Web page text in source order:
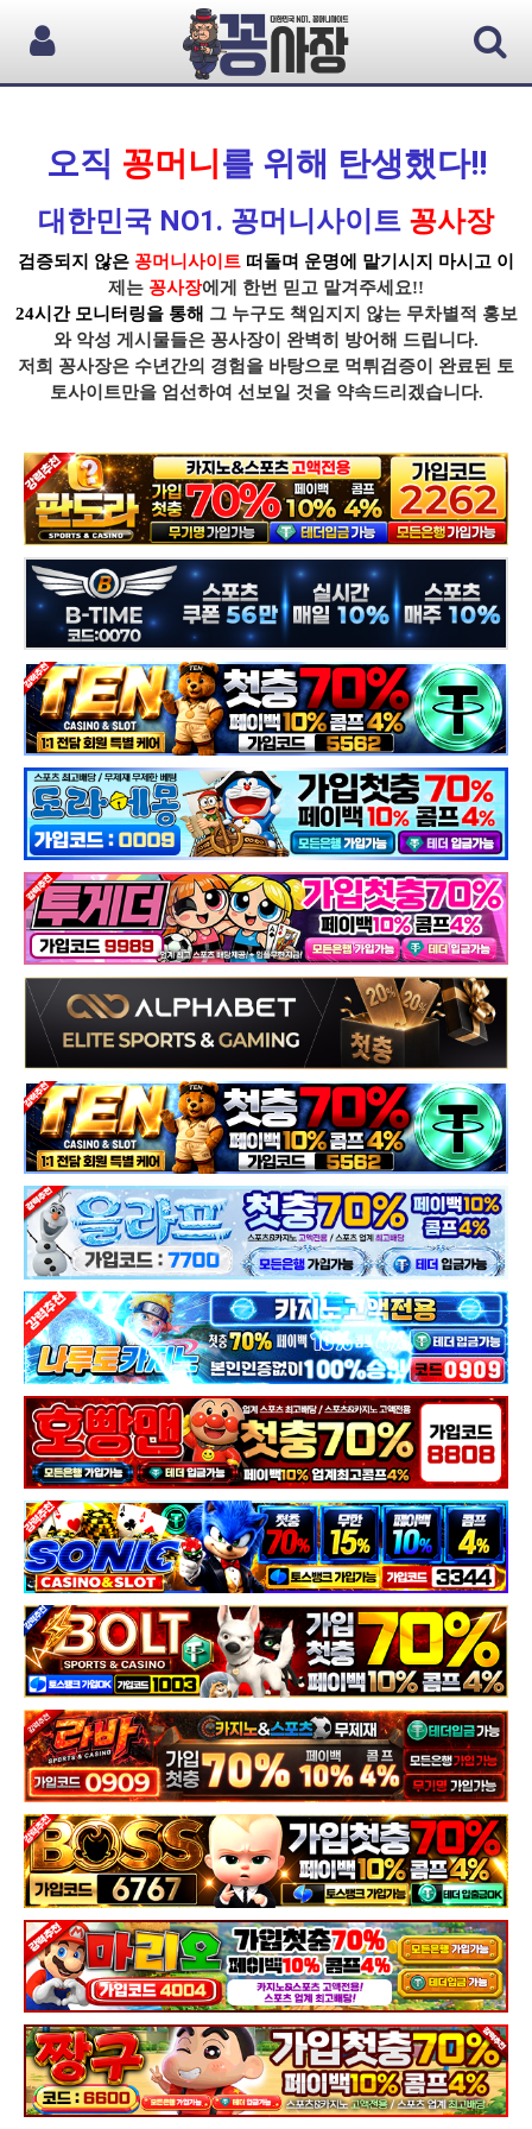
오직 꽁머니를 위해 탄생했다!!
대한민국 NO1. 꽁머니사이트 꽁사장
검증되지 않은 꽁머니사이트 떠돌며 운명에 맡기시지 마시고 이
제는 꽁사장에게 한번 믿고 맡겨주세요!!
24시간 모니터링을 통해 그 누구도 책임지지 않는 무차별적 홍보
와 악성 게시물들은 꽁사장이 완벽히 방어해 드립니다.
저희 꽁사장은 수년간의 경험을 바탕으로 먹튀 검증이
완료된 토
토사이트만을 엄선하여 선보일 것을 약속드리겠습니다.